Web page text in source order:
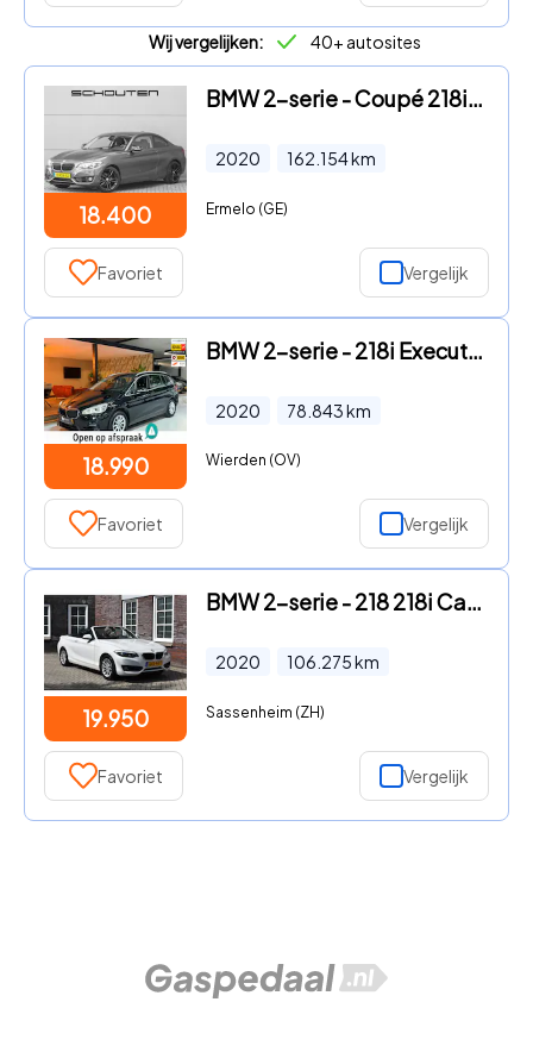
Wij vergelijken: 40+ autosites
18.400
BMW 2-serie - Coupé 218i Executive Edition Camera Parkeerhulp 18"
2020 162.154km
Ermelo (GE)
Favoriet Vergelijk
18.990
BMW 2-serie - 218i Executive Edition|Elektrisch Achterklep|LED|Navi|Cruise
2020 78.843km
Wierden (OV)
Favoriet Vergelijk
19.950
BMW 2-serie - 218 218i Cabrio Executive Wij zijn op afspraak geopend! Graa
2020 106.275km
Sassenheim (ZH)
Favoriet Vergelijk